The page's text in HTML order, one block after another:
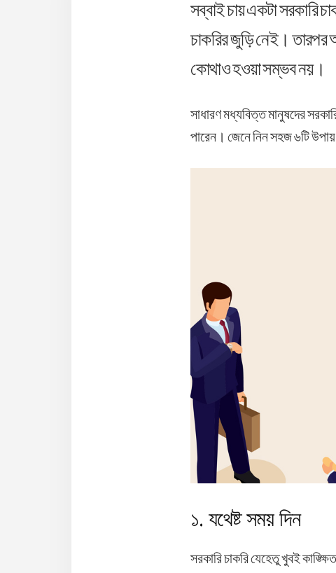
সব্বাই চায় একটা সরকারি
চাকরির জুড়ি নেই। তারপর
কোথাও হওয়া সম্ভব নয়।
সাধারণ মধ্যবিত্ত মানুষদের
পারেন। জেনে নিন সহজ ৬টি
১. যথেষ্ট সময় দিন
সরকারি চাকরি যেহেতু খুবই